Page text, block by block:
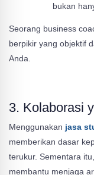
bukan
Seorang business
berpikir yang objektif
Anda.
3. Kolaborasi
Menggunakan jasa
memberikan dasar
terukur. Sementara
membantu menjaga